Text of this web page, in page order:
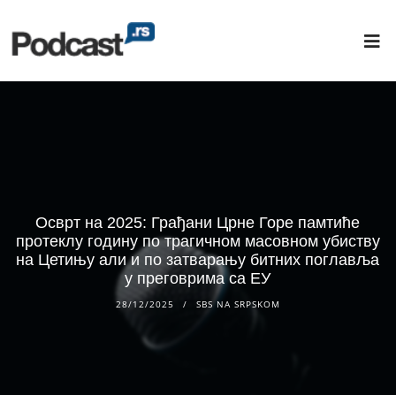
Осврт на 2025: Грађани Црне Горе памтиће
протеклу годину по трагичном масовном убиству
на Цетињу али и по затварању битних поглавља
у преговрима са ЕУ
28/12/2025 SBS NA SRPSKOM